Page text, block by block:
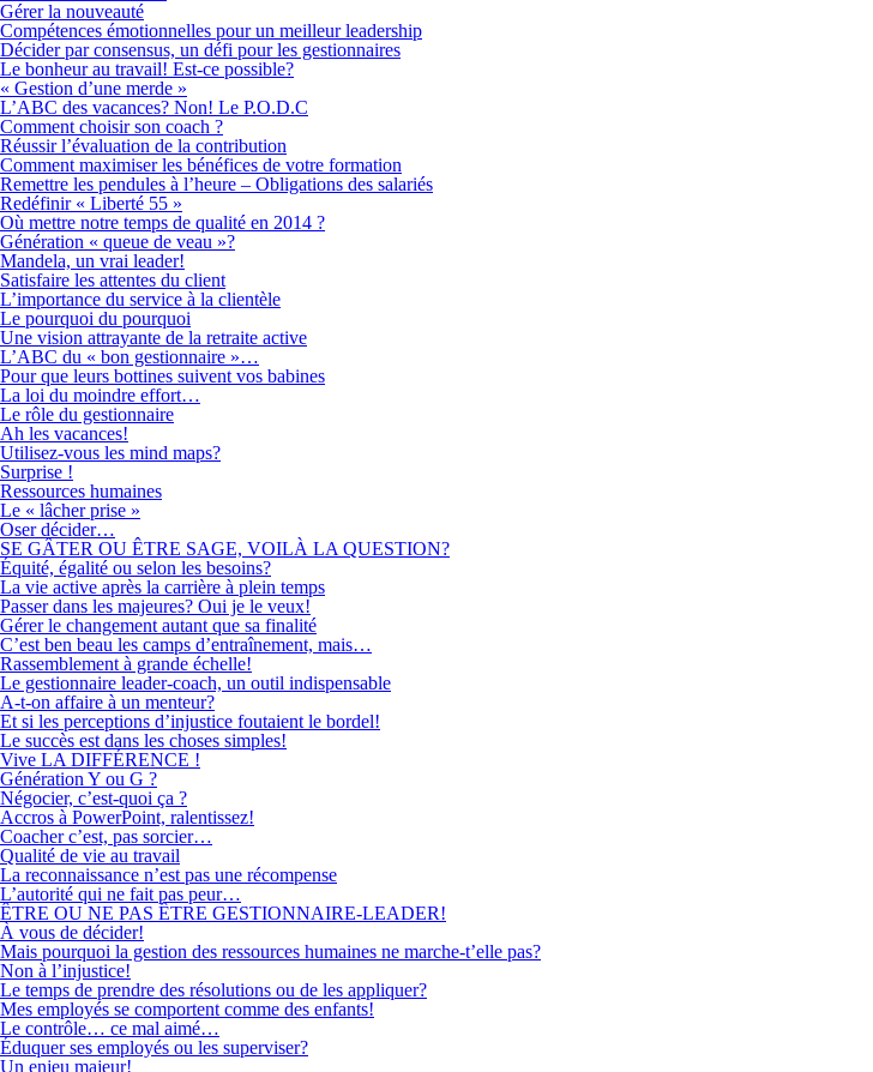
Gérer la nouveauté
Compétences émotionnelles pour un meilleur leadership
Décider par consensus, un défi pour les gestionnaires
Le bonheur au travail! Est-ce possible?
« Gestion d’une merde »
L’ABC des vacances? Non! Le P.O.D.C
Comment choisir son coach ?
Réussir l’évaluation de la contribution
Comment maximiser les bénéfices de votre formation
Remettre les pendules à l’heure – Obligations des salariés
Redéfinir « Liberté 55 »
Où mettre notre temps de qualité en 2014 ?
Génération « queue de veau »?
Mandela, un vrai leader!
Satisfaire les attentes du client
L’importance du service à la clientèle
Le pourquoi du pourquoi
Une vision attrayante de la retraite active
L’ABC du « bon gestionnaire »…
Pour que leurs bottines suivent vos babines
La loi du moindre effort…
Le rôle du gestionnaire
Ah les vacances!
Utilisez-vous les mind maps?
Surprise !
Ressources humaines
Le « lâcher prise »
Oser décider…
SE GÂTER OU ÊTRE SAGE, VOILÀ LA QUESTION?
Équité, égalité ou selon les besoins?
La vie active après la carrière à plein temps
Passer dans les majeures? Oui je le veux!
Gérer le changement autant que sa finalité
C’est ben beau les camps d’entraînement, mais…
Rassemblement à grande échelle!
Le gestionnaire leader-coach, un outil indispensable
A-t-on affaire à un menteur?
Et si les perceptions d’injustice foutaient le bordel!
Le succès est dans les choses simples!
Vive LA DIFFÉRENCE !
Génération Y ou G ?
Négocier, c’est-quoi ça ?
Accros à PowerPoint, ralentissez!
Coacher c’est, pas sorcier…
Qualité de vie au travail
La reconnaissance n’est pas une récompense
L’autorité qui ne fait pas peur…
ÊTRE OU NE PAS ÊTRE GESTIONNAIRE-LEADER!
À vous de décider!
Mais pourquoi la gestion des ressources humaines ne marche-t’elle pas?
Non à l’injustice!
Le temps de prendre des résolutions ou de les appliquer?
Mes employés se comportent comme des enfants!
Le contrôle… ce mal aimé…
Éduquer ses employés ou les superviser?
Un enjeu majeur!